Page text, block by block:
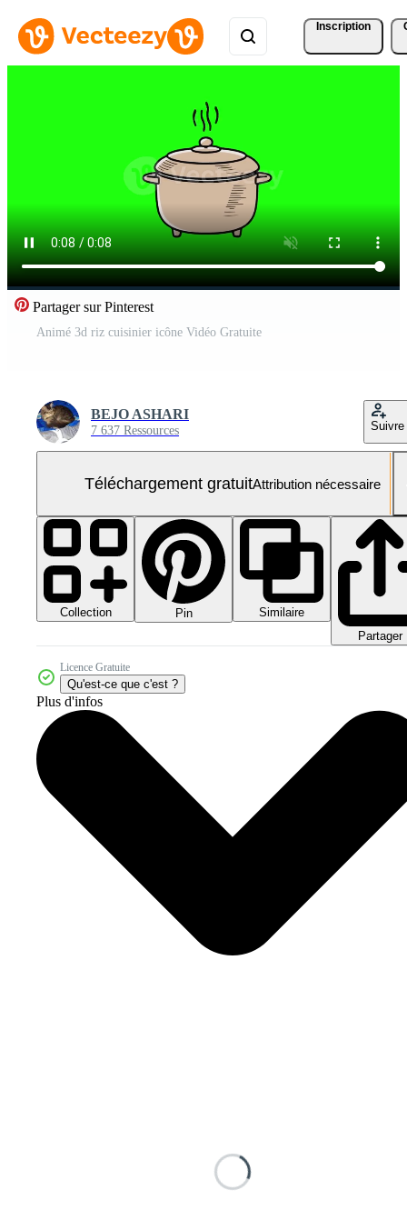
Inscription
Partager sur Pinterest
Animé 3d riz cuisinier icône Vidéo Gratuite
BEJO ASHARI
7 637 Ressources Suivre
Téléchargement gratuitAttribution nécessaire
Collection Pin
Similaire
Partager
Licence Gratuite
Qu'est-ce que c'est ?
Plus d'infos